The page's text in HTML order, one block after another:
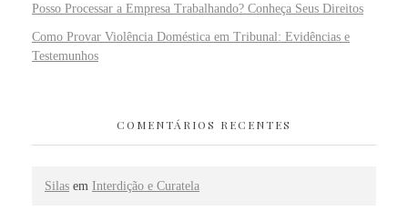
Posso Processar a Empresa Trabalhando? Conheça Seus Direitos
Como Provar Violência Doméstica em Tribunal: Evidências e
Testemunhos
COMENTÁRIOS RECENTES
Silas em Interdição e Curatela